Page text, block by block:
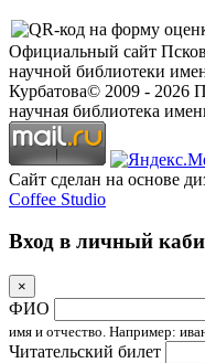
Официальный сайт
научной библиотеки
Курбатова© 2009 - 2026
научная библиотека
Сайт сделан на основе
Coffee Studio
Вход в личный
×
ФИО
имя и отчество. Например:
Читательский билет